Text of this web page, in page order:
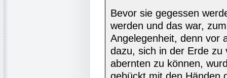
Bevor sie gegessen
werden und das war,
Angelegenheit, denn vor
dazu, sich in der Erde zu
abernten zu können,